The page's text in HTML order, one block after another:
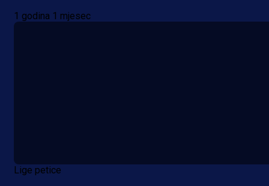
1 godina 1 mjesec
Lige petice